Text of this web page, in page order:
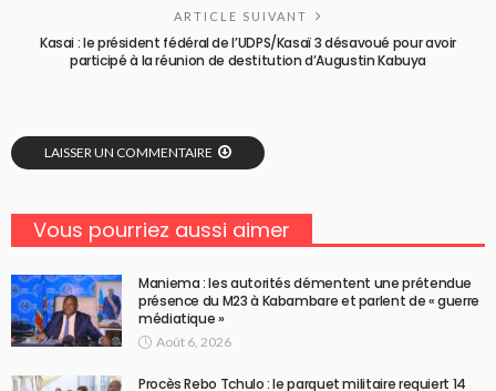
ARTICLE SUIVANT
Kasai : le président fédéral de l’UDPS/Kasaï 3 désavoué pour avoir
participé à la réunion de destitution d’Augustin Kabuya
LAISSER UN COMMENTAIRE
Vous pourriez aussi aimer
Maniema : les autorités démentent une prétendue
présence du M23 à Kabambare et parlent de « guerre
médiatique »
Août 6, 2026
Procès Rebo Tchulo : le parquet militaire requiert 14